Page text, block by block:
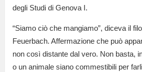
degli Studi di Genova I.
“Siamo ciò che mangiamo”, diceva il
Feuerbach. Affermazione che può
non così distante dal vero. Non basta,
o un animale siano commestibili per